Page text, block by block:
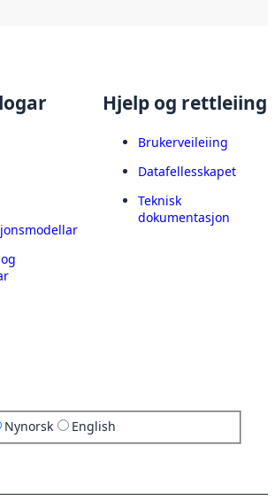
Hjelp og rettleiing
Brukerveileiing
Datafellesskapet
Teknisk
dokumentasjon
Nynorsk English